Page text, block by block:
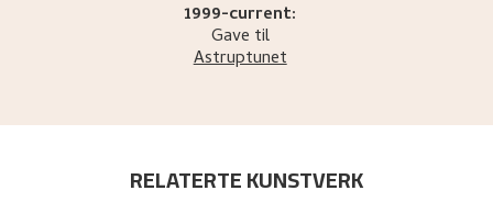
1999-current:
Gave til
Astruptunet
RELATERTE KUNSTVERK